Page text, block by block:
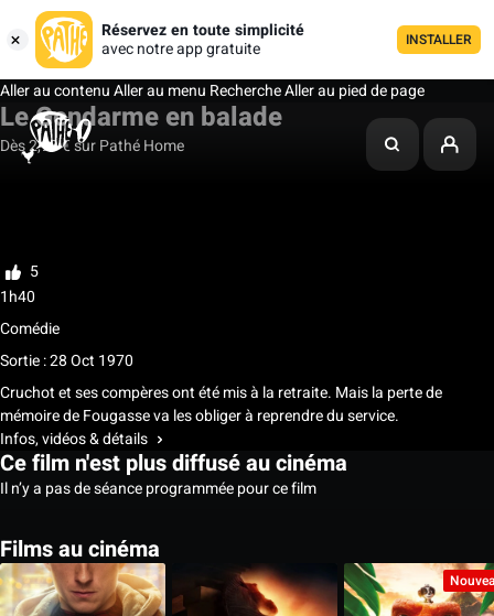
Réservez en toute simplicité
avec notre app gratuite
INSTALLER
Aller au contenuAller au menu RechercheAller au pied de page
Le Gendarme en balade
Dès 2,99 € sur Pathé Home
5
1h40
Comédie
Sortie : 28 Oct 1970
Cruchot et ses compères ont été mis à la retraite. Mais la perte de
mémoire de Fougasse va les obliger à reprendre du service.
Infos, vidéos & détails
Ce film n'est plus diffusé au cinéma
Il n’y a pas de séance programmée pour ce film
Films au cinéma